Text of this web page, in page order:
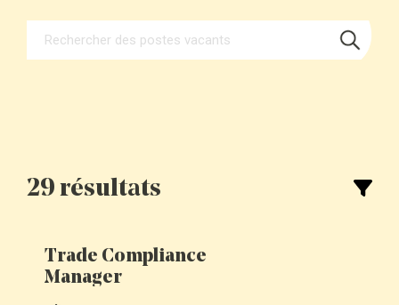
29 résultats
Trade Compliance
Manager